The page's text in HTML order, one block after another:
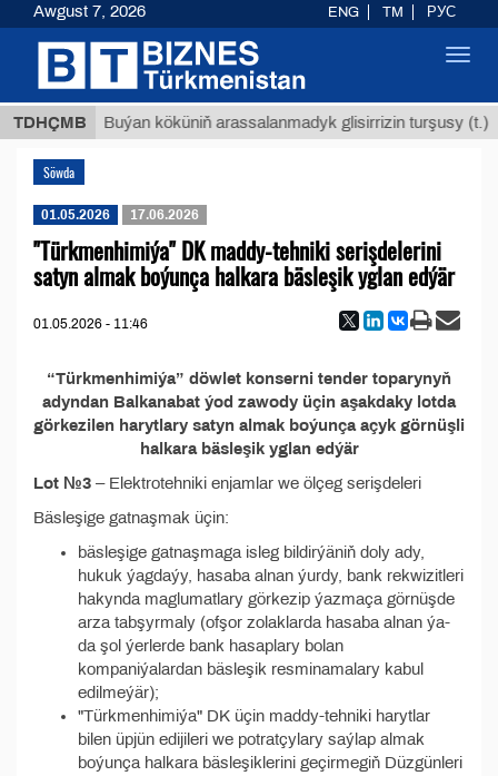
TDHÇMB Buýan köküniň arassalanmadyk glisirrizin turşusy (t.)
Söwda
01.05.2026 17.06.2026
"Türkmenhimiýa" DK maddy-tehniki serişdelerini
satyn almak boýunça halkara bäsleşik yglan edýär
01.05.2026 - 11:46
“Türkmenhimiýa” döwlet konserni tender toparynyň
adyndan Balkanabat ýod zawody üçin aşakdaky lotda
görkezilen harytlary satyn almak boýunça açyk görnüşli
halkara bäsleşik yglan edýär
Lot №3 – Elektrotehniki enjamlar we ölçeg serişdeleri
Bäsleşige gatnaşmak üçin:
bäsleşige gatnaşmaga isleg bildirýäniň doly ady,
hukuk ýagdaýy, hasaba alnan ýurdy, bank rekwizitleri
hakynda maglumatlary görkezip ýazmaça görnüşde
arza tabşyrmaly (ofşor zolaklarda hasaba alnan ýa-
da şol ýerlerde bank hasaplary bolan
kompaniýalardan bäsleşik resminamalary kabul
edilmeýär);
"Türkmenhimiýa" DK üçin maddy-tehniki harytlar
bilen üpjün edijileri we potratçylary saýlap almak
boýunça halkara bäsleşiklerini geçirmegiň Düzgünleri
Awgust 7, 2026 ENG TM РУС